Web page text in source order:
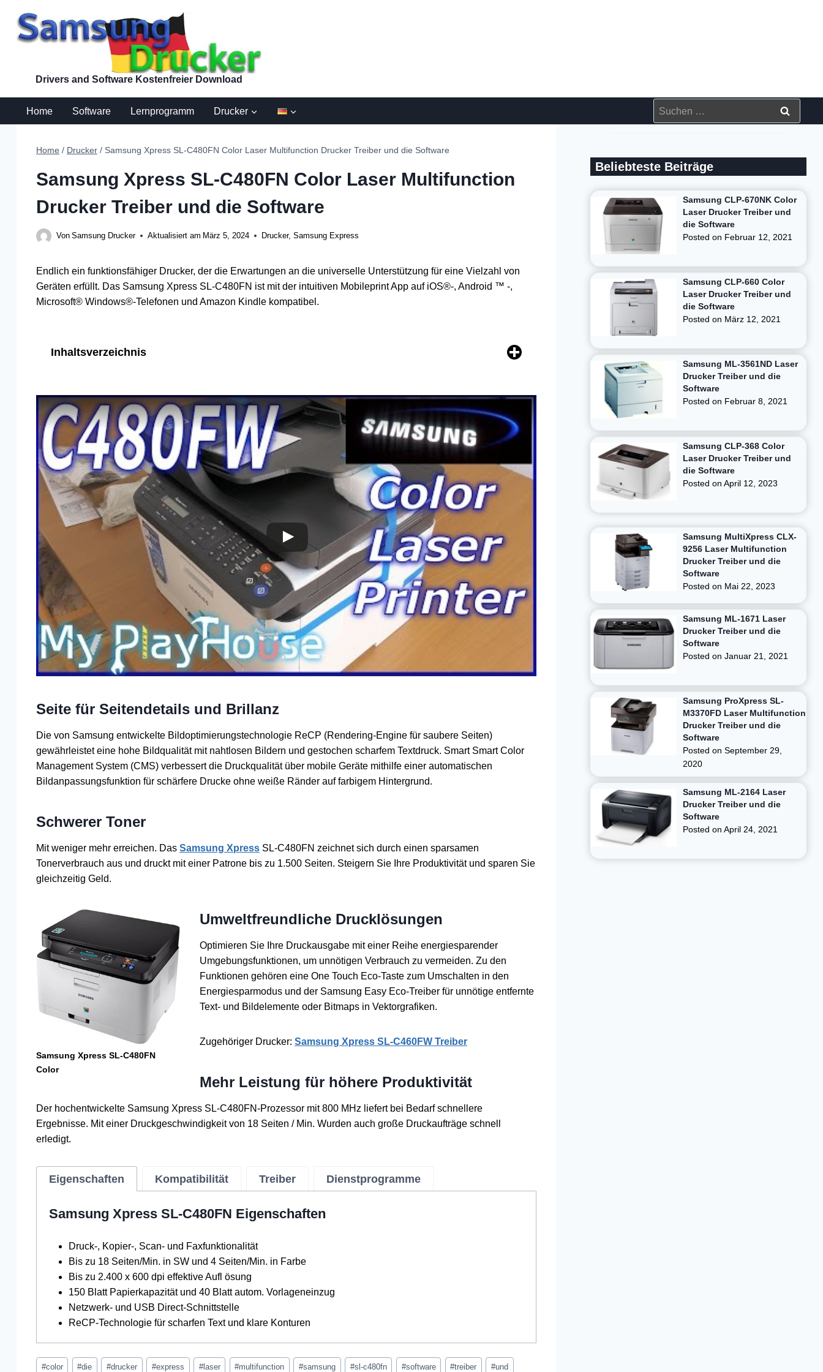
Inhalt
springen
Drivers and Software Kostenfreier Download
Home Software Lernprogramm Drucker
Suchen
nach:
Home / Drucker / Samsung Xpress SL-C480FN Color Laser Multifunction Drucker Treiber und die Software
Samsung Xpress SL-C480FN Color Laser Multifunction
Drucker Treiber und die Software
Von Samsung Drucker Aktualisiert am März 5, 2024 Drucker,Samsung Express
Endlich ein funktionsfähiger Drucker, der die Erwartungen an die universelle Unterstützung für eine Vielzahl von
Geräten erfüllt. Das Samsung Xpress SL-C480FN ist mit der intuitiven Mobileprint App auf iOS®-, Android ™ -,
Microsoft® Windows®-Telefonen und Amazon Kindle kompatibel.
Inhaltsverzeichnis
Seite für Seitendetails und Brillanz
Die von Samsung entwickelte Bildoptimierungstechnologie ReCP (Rendering-Engine für saubere Seiten)
gewährleistet eine hohe Bildqualität mit nahtlosen Bildern und gestochen scharfem Textdruck. Smart Smart Color
Management System (CMS) verbessert die Druckqualität über mobile Geräte mithilfe einer automatischen
Bildanpassungsfunktion für schärfere Drucke ohne weiße Ränder auf farbigem Hintergrund.
Schwerer Toner
Mit weniger mehr erreichen. Das Samsung Xpress SL-C480FN zeichnet sich durch einen sparsamen
Tonerverbrauch aus und druckt mit einer Patrone bis zu 1.500 Seiten. Steigern Sie Ihre Produktivität und sparen Sie
gleichzeitig Geld.
Samsung Xpress SL-C480FN
Color
Umweltfreundliche Drucklösungen
Optimieren Sie Ihre Druckausgabe mit einer Reihe energiesparender
Umgebungsfunktionen, um unnötigen Verbrauch zu vermeiden. Zu den
Funktionen gehören eine One Touch Eco-Taste zum Umschalten in den
Energiesparmodus und der Samsung Easy Eco-Treiber für unnötige entfernte
Text- und Bildelemente oder Bitmaps in Vektorgrafiken.
Zugehöriger Drucker: Samsung Xpress SL-C460FW Treiber
Mehr Leistung für höhere Produktivität
Der hochentwickelte Samsung Xpress SL-C480FN-Prozessor mit 800 MHz liefert bei Bedarf schnellere
Ergebnisse. Mit einer Druckgeschwindigkeit von 18 Seiten / Min. Wurden auch große Druckaufträge schnell
erledigt.
Eigenschaften Kompatibilität Treiber Dienstprogramme
Samsung Xpress SL-C480FN Eigenschaften
Druck-, Kopier-, Scan- und Faxfunktionalität
Bis zu 18 Seiten/Min. in SW und 4 Seiten/Min. in Farbe
Bis zu 2.400 x 600 dpi effektive Aufl ösung
150 Blatt Papierkapazität und 40 Blatt autom. Vorlageneinzug
Netzwerk- und USB Direct-Schnittstelle
ReCP-Technologie für scharfen Text und klare Konturen
Schlagworte:
#color #die #drucker #express #laser #multifunction #samsung #sl-c480fn #software #treiber #und
Beliebteste Beiträge
Samsung CLP-670NK Color
Laser Drucker Treiber und
die Software
Posted on Februar 12, 2021
Samsung CLP-660 Color
Laser Drucker Treiber und
die Software
Posted on März 12, 2021
Samsung ML-3561ND Laser
Drucker Treiber und die
Software
Posted on Februar 8, 2021
Samsung CLP-368 Color
Laser Drucker Treiber und
die Software
Posted onApril 12, 2023
Samsung MultiXpress CLX-
9256 Laser Multifunction
Drucker Treiber und die
Software
Posted on Mai 22, 2023
Samsung ML-1671 Laser
Drucker Treiber und die
Software
Posted onJanuar 21, 2021
Samsung ProXpress SL-
M3370FD Laser Multifunction
Drucker Treiber und die
Software
Posted onSeptember 29,
2020
Samsung ML-2164 Laser
Drucker Treiber und die
Software
Posted onApril 24, 2021